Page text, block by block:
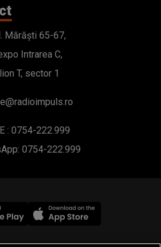
Mărăști 65-67,
Intrarea C,
T, sector 1
: 0754-222.999
0754-222.999